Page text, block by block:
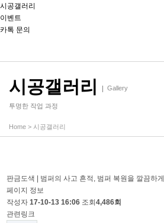
시공갤러리
이벤트
카톡 문의
시공갤러리 Gallery
투명한 작업 과정
Home > 시공갤러리
판금도색 | 범퍼의 사고 흔적, 범퍼 복원을 깔끔하
페이지 정보
작성자17-10-13 16:06 조회4,486회
관련링크